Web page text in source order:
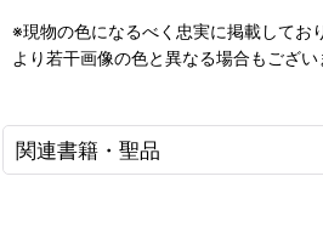
※現物の色になるべく忠実に掲載してお
より若干画像の色と異なる場合もござい
関連書籍・聖品